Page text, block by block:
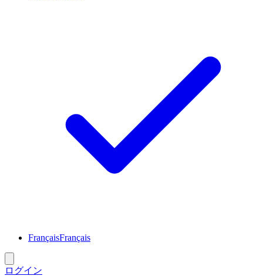
FrançaisFrançais
ログイン